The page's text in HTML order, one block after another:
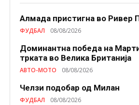
Алмада пристигна во Ривер
ФУДБАЛ 08/08/2026
Доминантна победа на
трката во Велика Британија
АВТО-МОТО 08/08/2026
Челзи подобaр од Милан
ФУДБАЛ 08/08/2026